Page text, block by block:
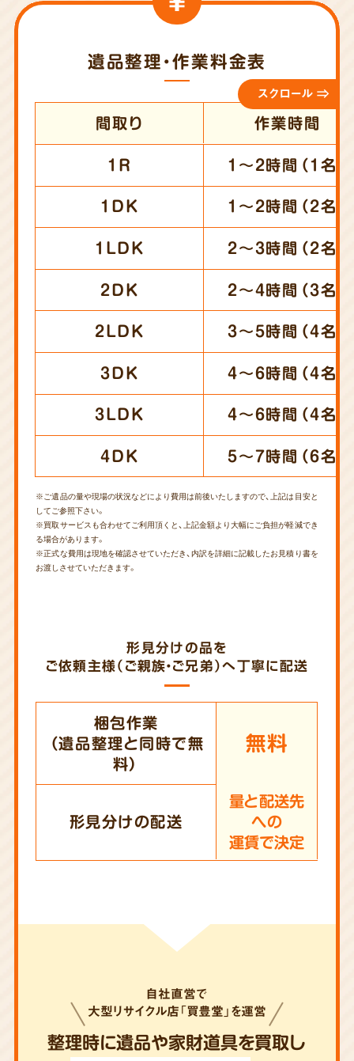
遺品整理・作業料金表
間取り 作業時間
1R 1～2時間（1名）
1DK 1～2時間（2名）
1LDK 2～3時間（2名）
2DK 2～4時間（3名）
2LDK 3～5時間（4名）
3DK 4～6時間（4名）
3LDK 4～6時間（4名）
4DK 5～7時間（6名）
スクロール ⇒
※ご遺品の量や現場の状況などにより費用は前後いたしますので、上記は目安と
してご参照下さい。
※買取サービスも合わせてご利用頂くと、上記金額より大幅にご負担が軽減でき
る場合があります。
※正式な費用は現地を確認させていただき、内訳を詳細に記載したお見積り書を
お渡しさせていただきます。
形見分けの品を
ご依頼主様（ご親族・ご兄弟）へ丁寧に配送
梱包作業
（遺品整理と同時で無
料）
無料
形見分けの配送
量と配送先
への
運賃で決定
整理時に遺品や家財道具を買取し
自社直営で
大型リサイクル店「買豊堂」を運営